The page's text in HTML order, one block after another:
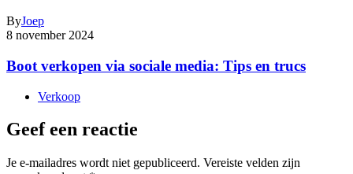
ByJoep
8 november 2024
Boot verkopen via sociale media: Tips en trucs
Verkoop
Geef een reactie
Je e-mailadres wordt niet gepubliceerd. Vereiste velden zijn